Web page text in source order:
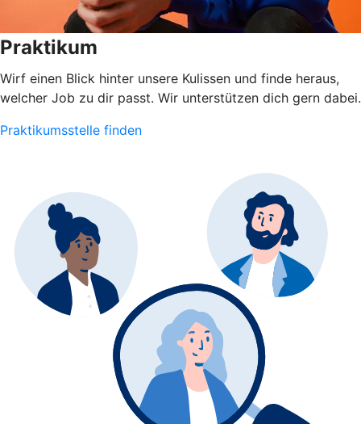
Praktikum
Wirf einen Blick hinter unsere Kulissen und finde heraus,
welcher Job zu dir passt. Wir unterstützen dich gern dabei.
Praktikumsstelle finden